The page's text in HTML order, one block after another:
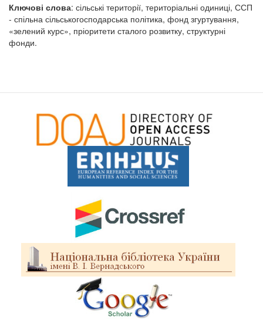
Ключові слова: сільські території, територіальні одиниці, ССП
- спільна сільськогосподарська політика, фонд згуртування,
«зелений курс», пріоритети сталого розвитку, структурні
фонди.